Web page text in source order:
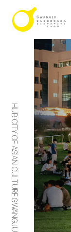
HUB CITY OF ASIAN CULTURE GWANGJU